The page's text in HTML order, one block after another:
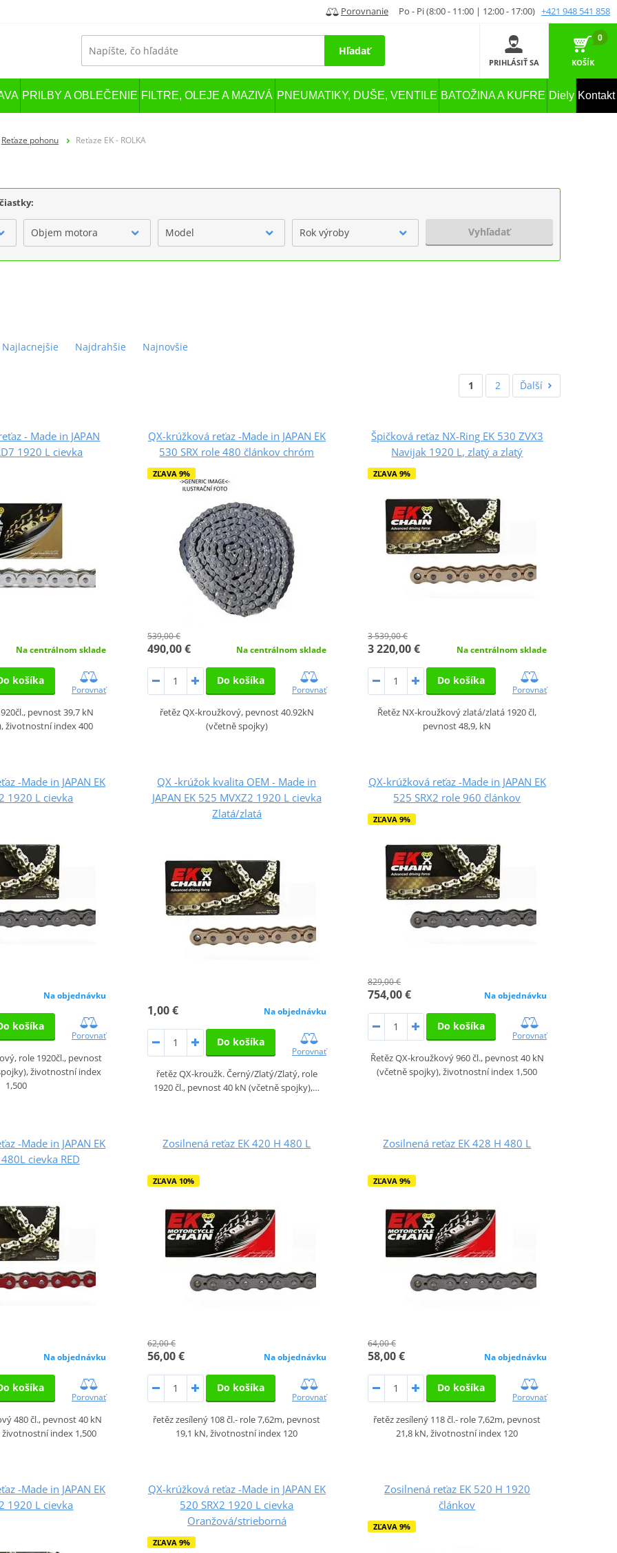
Porovnanie Po - Pi (8:00 - 11:00 | 12:00 - 17:00) +421 948 541 858
Hľadať
PRIHLÁSIŤ SA
0
KOŠÍK
PRILBY A OBLEČENIE FILTRE, OLEJE A MAZIVÁ PNEUMATIKY, DUŠE, VENTILE BATOŽINA A KUFRE Diely Kontakt
Reťaze pohonu Reťaze EK - ROLKA
Objem motora Model Rok výroby Vyhľadať
Najlacnejšie Najdrahšie Najnovšie
1 2 Ďalší
- Made in JAPAN
1920 L cievka
Na centrálnom sklade
košíka
Porovnať
pevnost 39,7 kN
životnostní index 400
QX-krúžková reťaz -Made in JAPAN EK
530 SRX role 480 článkov chróm
ZĽAVA 9%
539,00 €
490,00 € Na centrálnom sklade
Do košíka
Porovnať
řetěz QX-kroužkový, pevnost 40.92kN
(včetně spojky)
Špičková reťaz NX-Ring EK 530 ZVX3
Navijak 1920 L, zlatý a zlatý
ZĽAVA 9%
3 539,00 €
3 220,00 € Na centrálnom sklade
Do košíka
Porovnať
Řetěz NX-kroužkový zlatá/zlatá 1920 čl,
pevnost 48,9, kN
-Made in JAPAN EK
1920 L cievka
Na objednávku
košíka
Porovnať
role 1920čl., pevnost
životnostní index
1,500
QX -krúžok kvalita OEM - Made in
JAPAN EK 525 MVXZ2 1920 L cievka
Zlatá/zlatá
1,00 € Na objednávku
Do košíka
Porovnať
řetěz QX-kroužk. Černý/Zlatý/Zlatý, role
1920 čl., pevnost 40 kN (včetně spojky),…
QX-krúžková reťaz -Made in JAPAN EK
525 SRX2 role 960 článkov
ZĽAVA 9%
829,00 €
754,00 € Na objednávku
Do košíka
Porovnať
Řetěz QX-kroužkový 960 čl., pevnost 40 kN
(včetně spojky), životnostní index 1,500
-Made in JAPAN EK
cievka RED
Na objednávku
košíka
Porovnať
480 čl., pevnost 40 kN
index 1,500
Zosilnená reťaz EK 420 H 480 L
ZĽAVA 10%
62,00 €
56,00 € Na objednávku
Do košíka
Porovnať
řetěz zesílený 108 čl.- role 7,62m, pevnost
19,1 kN, životnostní index 120
Zosilnená reťaz EK 428 H 480 L
ZĽAVA 9%
64,00 €
58,00 € Na objednávku
Do košíka
Porovnať
řetěz zesílený 118 čl.- role 7,62m, pevnost
21,8 kN, životnostní index 120
-Made in JAPAN EK
1920 L cievka
QX-krúžková reťaz -Made in JAPAN EK
520 SRX2 1920 L cievka
Oranžová/strieborná
ZĽAVA 9%
Zosilnená reťaz EK 520 H 1920
článkov
ZĽAVA 9%